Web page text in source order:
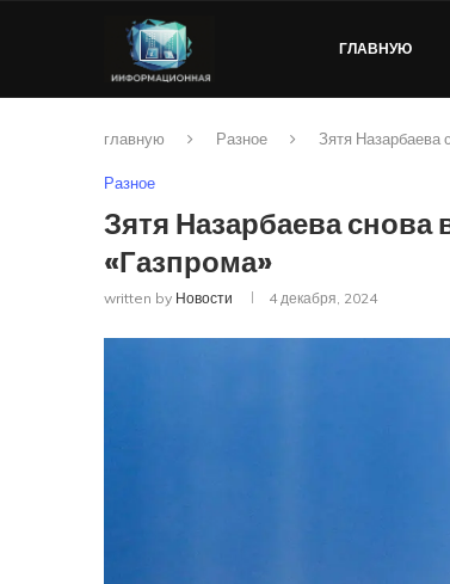
ГЛАВНУЮ
главную Разное Зятя Назарбаева
Разное
Зятя Назарбаева
«Газпрома»
written by Новости 4 декабря, 2024